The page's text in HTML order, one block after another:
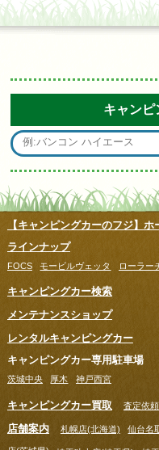
キャンピ
【キャンピングカーのフジ】ホ
ラインナップ
FOCS モービルヴェッタ ローラー
キャンピングカー検索
メンテナンスショップ
レンタルキャンピングカー
キャンピングカー専用駐車場
茨城中央 厚木 神戸西宮
キャンピングカー買取 査定依
店舗案内 札幌店(北海道) 仙台名